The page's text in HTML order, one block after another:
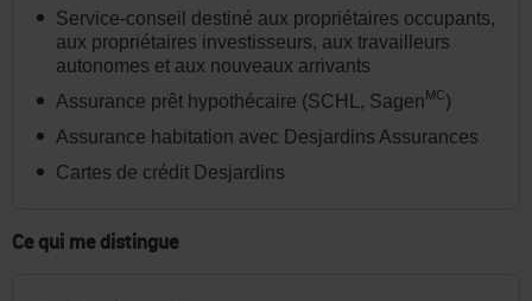
Service-conseil destiné aux propriétaires occupants,
aux propriétaires investisseurs, aux travailleurs
autonomes et aux nouveaux arrivants
Assurance prêt hypothécaire (SCHL, SagenMC)
Assurance habitation avec Desjardins Assurances
Cartes de crédit Desjardins
Ce qui me distingue
de
la
page
au
besoin.